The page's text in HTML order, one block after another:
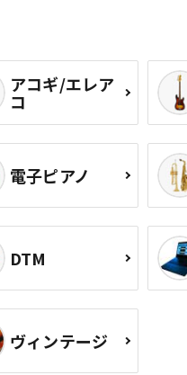
アコギ/エレア
コ
電子ピアノ
DTM
ヴィンテージ